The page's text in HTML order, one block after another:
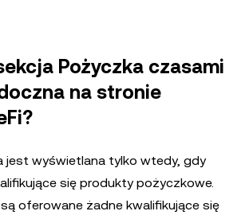
Pożyczka czasami
na stronie
jest wyświetlana tylko wtedy, gdy
się produkty pożyczkowe.
oferowane żadne kwalifikujące się